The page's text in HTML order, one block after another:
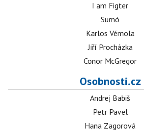
I am Figter
Sumó
Karlos Vémola
Jiří Procházka
Conor McGregor
Osobnosti.cz
Andrej Babiš
Petr Pavel
Hana Zagorová